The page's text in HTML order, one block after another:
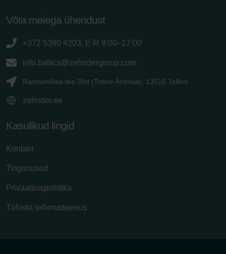
Võta meiega ühendust
+372 5380 4203, E-R 9:00–17:00
info.baltics@zehndergroup.com
Rannamõisa tee 38d (Tiskre Ärimaja), 13516 Tallinn
zehnder.ee
Kasulikud lingid
Kontakt
Tingimused
Privaatsuspoliitika
Tühista tellimusteenus